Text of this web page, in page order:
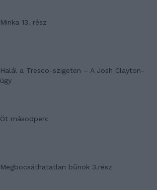
Minka 13. rész
Halál a Tresco-szigeten – A Josh Clayton-
ügy
Öt másodperc
Megbocsáthatatlan bűnök 3.rész